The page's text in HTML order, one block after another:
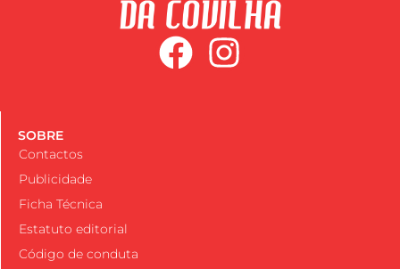
SOBRE
Contactos
Publicidade
Ficha Técnica
Estatuto editorial
Código de conduta